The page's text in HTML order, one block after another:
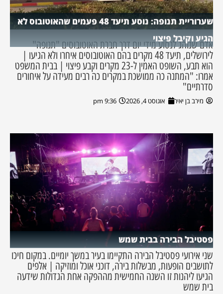
שערוריית תנופה: נוסע תיעד 48 פעמים שהאוטובוס לא
הגיע וקיבל פיצוי
אדם שנוהג לנסוע מידי יום דרך חברת האוטובוסים "תנופה"
לירושלים, תיעד 48 מקרים בהם האוטובוסים איחרו ולא הגיעו |
הוא תבע, השופט האמין ל-23 מקרים וקבע פיצוי | בבית המשפט
אמרו: "המתנה כה ממושכת במקרים כה רבים מעידה על איחורים
סדרתיים"
מירב בן יאיר אוגוסט 4, 2026 9:36 pm
פסטיבל הבירה בבית שמש
שני אירועי פסטיבל הבירה התקיימו בעיר במשך יומיים. במקום חיכו
לתושבים הופעות, מבשלות בירה, דוכני אוכל ומוזיקה | אלפים
הגיעו ליהנות זו השנה החמישית מההפקה אחת הגדולות שידעה
בית שמש